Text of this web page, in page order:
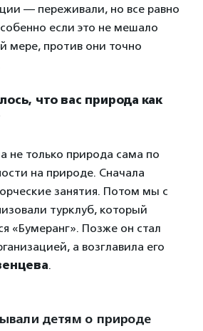
— переживали, но все равно
если это не мешало
мере, против они точно
что вас природа как
не только природа сама по
на природе. Сначала
занятия. Потом мы с
турклуб, который
«Бумеранг». Позже он стал
а возглавила его
.
детям о природе